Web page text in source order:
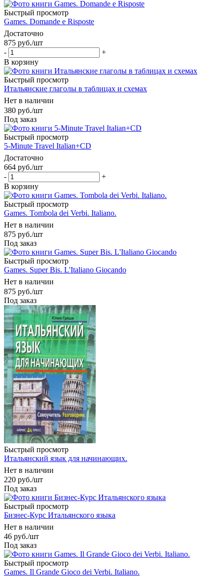
Быстрый просмотр
Games. Domande e Risposte
Достаточно
875 руб./шт
-
+
В корзину
Быстрый просмотр
Итальянские глаголы в таблицах и схемах
Нет в наличии
380 руб./шт
Под заказ
Быстрый просмотр
5-Minute Travel Italian+CD
Достаточно
664 руб./шт
-
+
В корзину
Быстрый просмотр
Games. Tombola dei Verbi. Italiano.
Нет в наличии
875 руб./шт
Под заказ
Быстрый просмотр
Games. Super Bis. L'Italiano Giocando
Нет в наличии
875 руб./шт
Под заказ
Быстрый просмотр
Итальянский язык для начинающих.
Нет в наличии
220 руб./шт
Под заказ
Быстрый просмотр
Бизнес-Курс Итальянского языка
Нет в наличии
46 руб./шт
Под заказ
Быстрый просмотр
Games. Il Grande Gioco dei Verbi. Italiano.